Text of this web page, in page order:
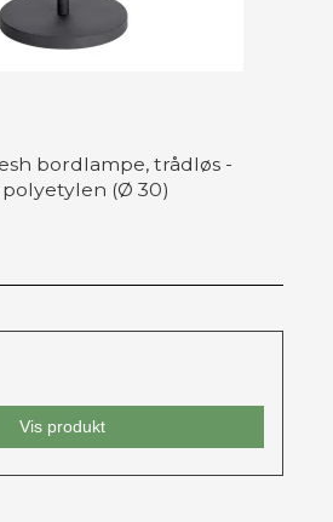
bordlampe, trådløs -
(Ø 30)
Vis produkt